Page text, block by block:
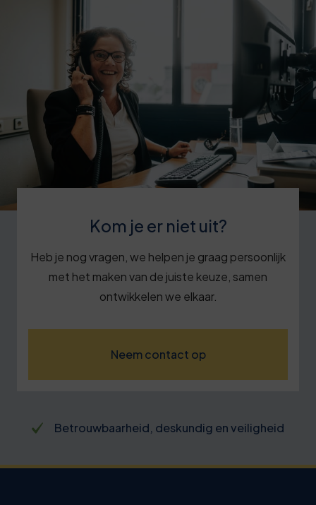
Kom je er niet uit?
Heb je nog vragen, we helpen je graag persoonlijk
met het maken van de juiste keuze, samen
ontwikkelen we elkaar.
Neem contact op
Betrouwbaarheid, deskundig en veiligheid